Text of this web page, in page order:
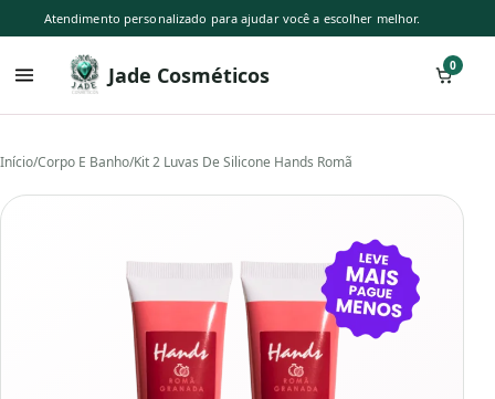
Atendimento personalizado para ajudar você a escolher melhor.
Jade Cosméticos 0
Início/Corpo E Banho/Kit 2 Luvas De Silicone Hands Romã